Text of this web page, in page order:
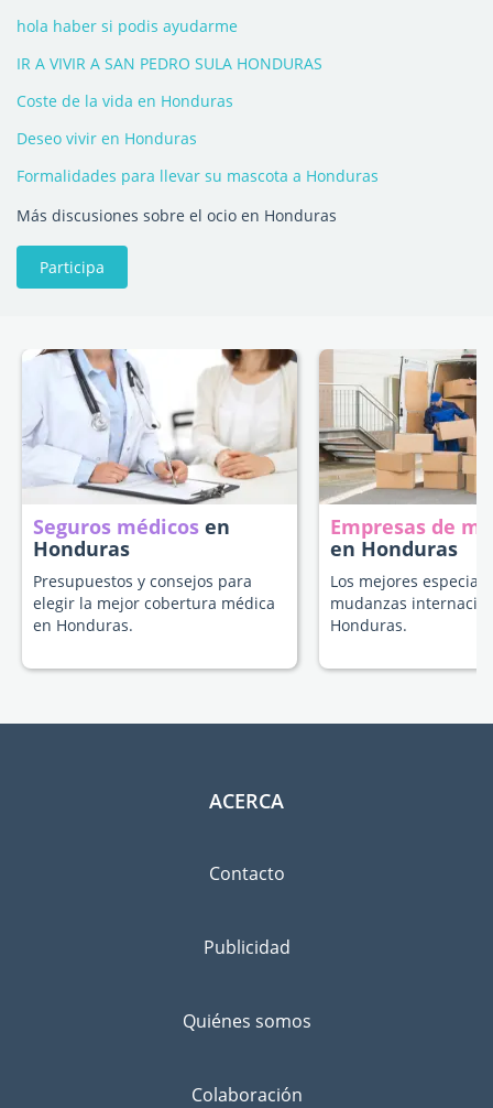
hola haber si podis ayudarme
IR A VIVIR A SAN PEDRO SULA HONDURAS
Coste de la vida en Honduras
Deseo vivir en Honduras
Formalidades para llevar su mascota a Honduras
Más discusiones sobre el ocio en Honduras
Participa
Seguros médicos en
Honduras
Presupuestos y consejos para
elegir la mejor cobertura médica
en Honduras.
Empresas de
en Honduras
Los mejores
mudanzas
Honduras.
ACERCA
Contacto
Publicidad
Quiénes somos
Colaboración